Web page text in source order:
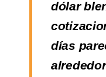
dólar
días